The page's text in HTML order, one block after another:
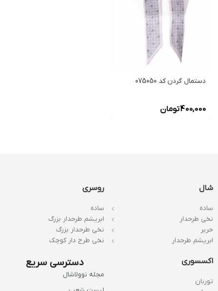
دستمال گردن کد 075050
400,000تومان
شال
ساده
نخی طرحدار
حریر
ابریشم طرحدار
روسری
ساده
ابریشم طرحدار بزرگ
نخی طرحدار بزرگ
نخی طرح دار کوچک
اکسسوری
توربان
دسترسی سریع
مجله نوولاشال